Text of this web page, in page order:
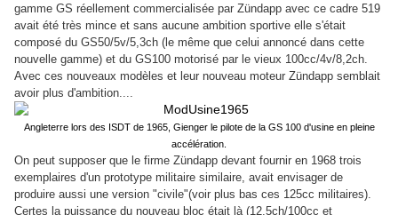
gamme GS réellement commercialisée par Zündapp avec ce cadre 519
avait été très mince et sans aucune ambition sportive elle s'était
composé du GS50/5v/5,3ch (le même que celui annoncé dans cette
nouvelle gamme) et du GS100 motorisé par le vieux 100cc/4v/8,2ch.
Avec ces nouveaux modèles et leur nouveau moteur Zündapp semblait
avoir plus d'ambition....
Angleterre lors des ISDT de 1965, Gienger le pilote de la GS 100 d'usine en pleine
accélération.
On peut supposer que le firme Zündapp devant fournir en 1968 trois
exemplaires d'un prototype militaire similaire, avait envisager de
produire aussi une version "civile"(voir plus bas ces 125cc militaires).
Certes la puissance du nouveau bloc était là (12,5ch/100cc et